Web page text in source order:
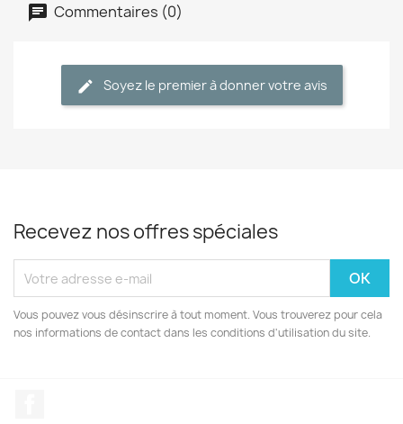
Commentaires (0)
Soyez le premier à donner votre avis
Recevez nos offres spéciales
Vous pouvez vous désinscrire à tout moment. Vous trouverez pour cela
nos informations de contact dans les conditions d'utilisation du site.